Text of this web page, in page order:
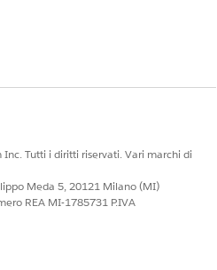
Tutti i diritti riservati. Vari marchi di
Meda 5, 20121 Milano (MI)
REA MI-1785731 P.IVA